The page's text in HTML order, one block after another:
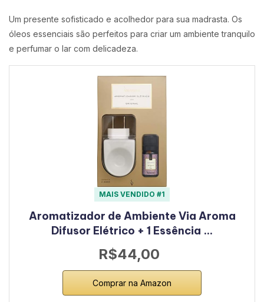
Um presente sofisticado e acolhedor para sua madrasta. Os
óleos essenciais são perfeitos para criar um ambiente tranquilo
e perfumar o lar com delicadeza.
MAIS VENDIDO #1
Aromatizador de Ambiente Via Aroma
Difusor Elétrico + 1 Essência …
R$44,00
Comprar na Amazon